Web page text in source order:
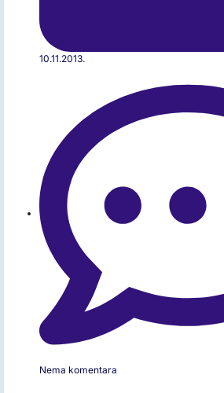
10.11.2013.
Nema komentara